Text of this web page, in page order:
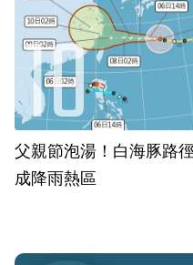
父親節泡湯！白海豚路
成降雨熱區